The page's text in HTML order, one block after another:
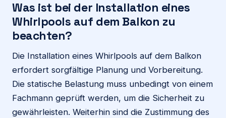
Was ist bei der Installation eines
Whirlpools auf dem Balkon zu
beachten?
Die Installation eines Whirlpools auf dem Balkon
erfordert sorgfältige Planung und Vorbereitung.
Die statische Belastung muss unbedingt von einem
Fachmann geprüft werden, um die Sicherheit zu
gewährleisten. Weiterhin sind die Zustimmung des